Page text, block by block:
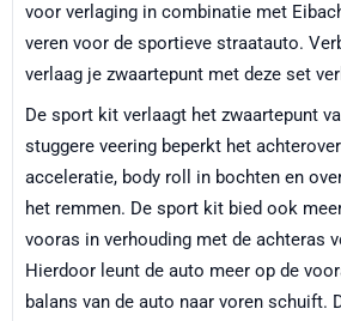
voor verlaging in combinatie met
veren voor de sportieve straatauto.
verlaag je zwaartepunt met deze set
De sport kit verlaagt het zwaartepunt
stuggere veering beperkt het
acceleratie, body roll in bochten en
het remmen. De sport kit bied ook
vooras in verhouding met de achteras
Hierdoor leunt de auto meer op de
balans van de auto naar voren schuift.